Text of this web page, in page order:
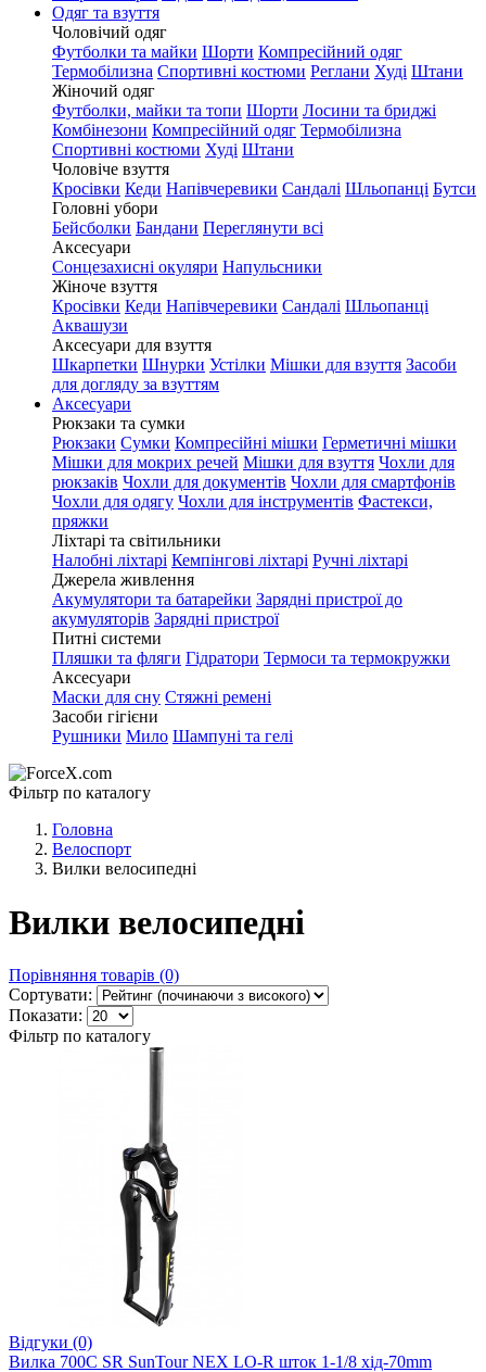
Одяг та взуття
Чоловічий одяг
Футболки та майки Шорти Компресійний одяг
Термобілизна Спортивні костюми Реглани Худі Штани
Жіночий одяг
Футболки, майки та топи Шорти Лосини та бриджі
Комбінезони Компресійний одяг Термобілизна
Спортивні костюми Худі Штани
Чоловіче взуття
Кросівки Кеди Напівчеревики Сандалі Шльопанці Бутси
Головні убори
Бейсболки Бандани Переглянути всі
Аксесуари
Сонцезахисні окуляри Напульсники
Жіноче взуття
Кросівки Кеди Напівчеревики Сандалі Шльопанці
Аквашузи
Аксесуари для взуття
Шкарпетки Шнурки Устілки Мішки для взуття Засоби
для догляду за взуттям
Аксесуари
Рюкзаки та сумки
Рюкзаки Сумки Компресійні мішки Герметичні мішки
Мішки для мокрих речей Мішки для взуття Чохли для
рюкзаків Чохли для документів Чохли для смартфонів
Чохли для одягу Чохли для інструментів Фастекси,
пряжки
Ліхтарі та світильники
Налобні ліхтарі Кемпінгові ліхтарі Ручні ліхтарі
Джерела живлення
Акумулятори та батарейки Зарядні пристрої до
акумуляторів Зарядні пристрої
Питні системи
Пляшки та фляги Гідратори Термоси та термокружки
Аксесуари
Маски для сну Стяжні ремені
Засоби гігієни
Рушники Мило Шампуні та гелі
Фільтр по каталогу
Головна
Велоспорт
Вилки велосипедні
Вилки велосипедні
Порівняння товарів (0)
Сортувати:
Показати:
Фільтр по каталогу
Відгуки (0)
Вилка 700C SR SunTour NEX LO-R шток 1-1/8 хід-70mm